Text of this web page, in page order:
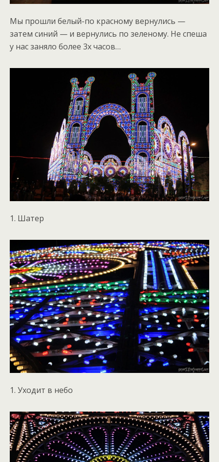
Мы прошли белый-по красному вернулись —
затем синий — и вернулись по зеленому. Не спеша
у нас заняло более 3х часов…
1. Шатер
1. Уходит в небо